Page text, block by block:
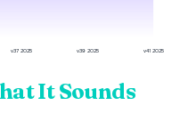
v37 2025 v39 2025 v41 2025
It Sounds